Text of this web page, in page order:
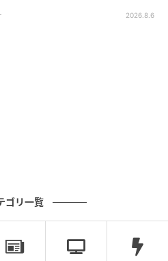
ったことをきちんと謝る2026.8.6
ゴリ一覧